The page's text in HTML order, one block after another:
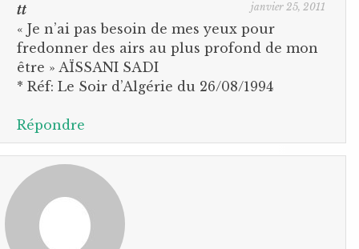
tt janvier 25, 2011
« Je n’ai pas besoin de mes yeux pour
fredonner des airs au plus profond de mon
être » AÏSSANI SADI
* Réf: Le Soir d’Algérie du 26/08/1994
Répondre